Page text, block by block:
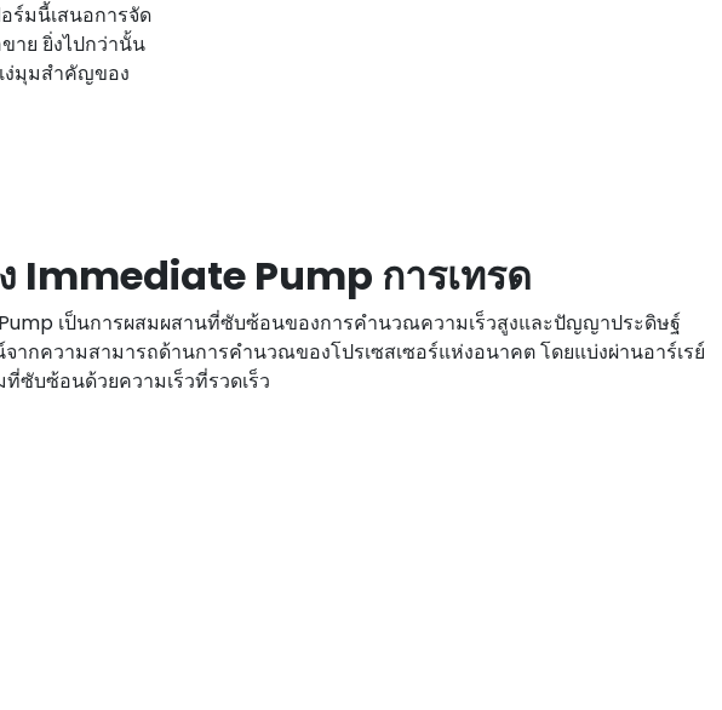
ร์มนี้เสนอการจัด
าย ยิ่งไปกว่านั้น
ง่มุมสําคัญของ
Immediate Pump การเทรด
เป็นการผสมผสานที่ซับซ้อนของการคํานวณความเร็วสูงและปัญญาประดิษฐ์
ากความสามารถด้านการคํานวณของโปรเซสเซอร์แห่งอนาคต โดยแบ่งผ่านอาร์เรย์
บซ้อนด้วยความเร็วที่รวดเร็ว